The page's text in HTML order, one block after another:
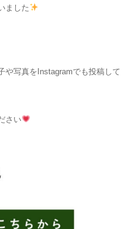
ました
や写真をInstagramでも投稿して
さい